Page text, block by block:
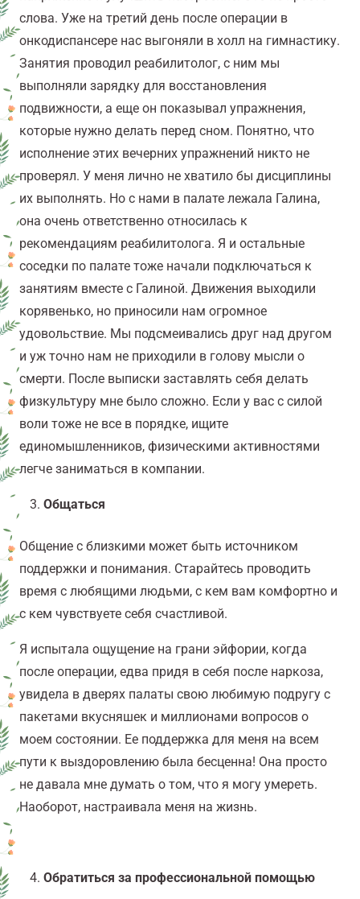
слова. Уже на третий день после операции в
онкодиспансере нас выгоняли в холл на гимнастику.
Занятия проводил реабилитолог, с ним мы
выполняли зарядку для восстановления
подвижности, а еще он показывал упражнения,
которые нужно делать перед сном. Понятно, что
исполнение этих вечерних упражнений никто не
проверял. У меня лично не хватило бы дисциплины
их выполнять. Но с нами в палате лежала Галина,
она очень ответственно относилась к
рекомендациям реабилитолога. Я и остальные
соседки по палате тоже начали подключаться к
занятиям вместе с Галиной. Движения выходили
корявенько, но приносили нам огромное
удовольствие. Мы подсмеивались друг над другом
и уж точно нам не приходили в голову мысли о
смерти. После выписки заставлять себя делать
физкультуру мне было сложно. Если у вас с силой
воли тоже не все в порядке, ищите
единомышленников, физическими активностями
легче заниматься в компании.
Общаться
Общение с близкими может быть источником
поддержки и понимания. Старайтесь проводить
время с любящими людьми, с кем вам комфортно и
с кем чувствуете себя счастливой.
Я испытала ощущение на грани эйфории, когда
после операции, едва придя в себя после наркоза,
увидела в дверях палаты свою любимую подругу с
пакетами вкусняшек и миллионами вопросов о
моем состоянии. Ее поддержка для меня на всем
пути к выздоровлению была бесценна! Она просто
не давала мне думать о том, что я могу умереть.
Наоборот, настраивала меня на жизнь.
Обратиться за профессиональной помощью